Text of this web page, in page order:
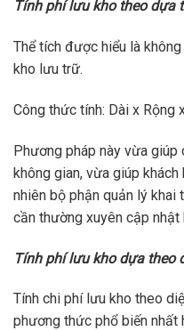
Tính phí lưu kho theo dựa
Thể tích được hiểu là
kho lưu trữ.
Công thức tính: Dài x Rộng
Phương pháp này vừa
không gian, vừa giúp
nhiên bộ phận quản lý khai
cần thường xuyên cập nhật
Tính phí lưu kho dựa theo
Tính chi phí lưu kho theo
phương thức phổ biến nhất